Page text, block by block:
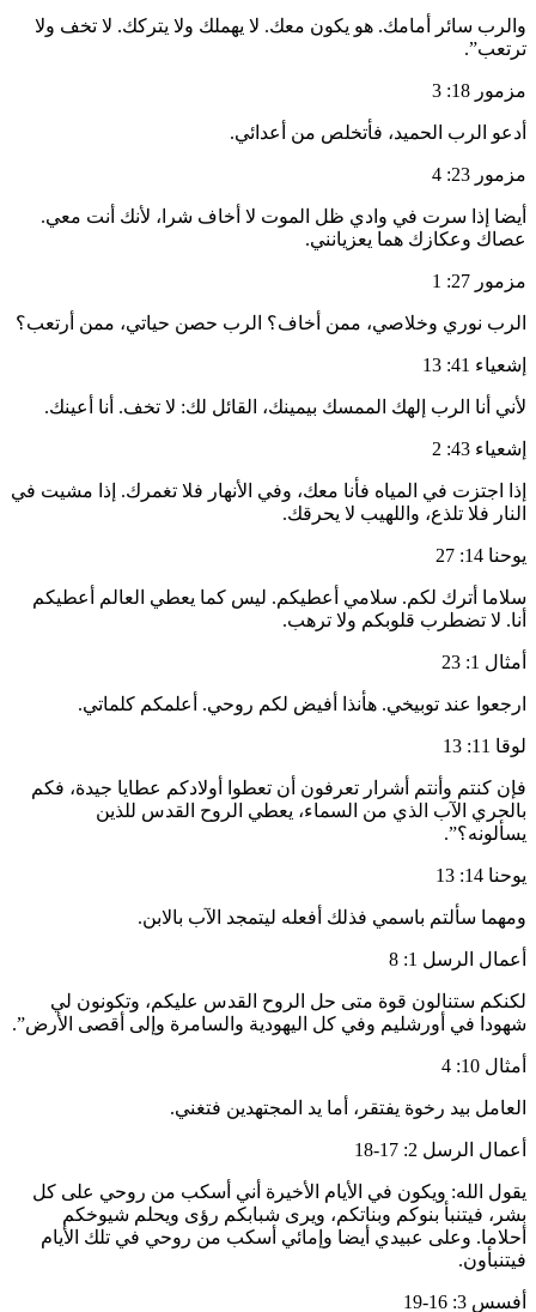
والرب سائر أمامك. هو يكون معك. لا يهملك ولا يتركك. لا تخف ولا
ترتعب”.
مزمور 18: 3
أدعو الرب الحميد، فأتخلص من أعدائي.
مزمور 23: 4
أيضا إذا سرت في وادي ظل الموت لا أخاف شرا، لأنك أنت معي.
عصاك وعكازك هما يعزيانني.
مزمور 27: 1
الرب نوري وخلاصي، ممن أخاف؟ الرب حصن حياتي، ممن أرتعب؟
إشعياء 41: 13
لأني أنا الرب إلهك الممسك بيمينك، القائل لك: لا تخف. أنا أعينك.
إشعياء 43: 2
إذا اجتزت في المياه فأنا معك، وفي الأنهار فلا تغمرك. إذا مشيت في
النار فلا تلذع، واللهيب لا يحرقك.
يوحنا 14: 27
سلاما أترك لكم. سلامي أعطيكم. ليس كما يعطي العالم أعطيكم
أنا. لا تضطرب قلوبكم ولا ترهب.
أمثال 1: 23
ارجعوا عند توبيخي. هأنذا أفيض لكم روحي. أعلمكم كلماتي.
لوقا 11: 13
فإن كنتم وأنتم أشرار تعرفون أن تعطوا أولادكم عطايا جيدة، فكم
بالحري الآب الذي من السماء، يعطي الروح القدس للذين
يسألونه؟”.
يوحنا 14: 13
ومهما سألتم باسمي فذلك أفعله ليتمجد الآب بالابن.
أعمال الرسل 1: 8
لكنكم ستنالون قوة متى حل الروح القدس عليكم، وتكونون لي
شهودا في أورشليم وفي كل اليهودية والسامرة وإلى أقصى الأرض”.
أمثال 10: 4
العامل بيد رخوة يفتقر، أما يد المجتهدين فتغني.
أعمال الرسل 2: 17-18
يقول الله: ويكون في الأيام الأخيرة أني أسكب من روحي على كل
بشر، فيتنبأ بنوكم وبناتكم، ويرى شبابكم رؤى ويحلم شيوخكم
أحلاما. وعلى عبيدي أيضا وإمائي أسكب من روحي في تلك الأيام
فيتنبأون.
أفسس 3: 16-19